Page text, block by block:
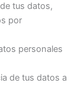
tus datos,
por
personales
de tus datos a